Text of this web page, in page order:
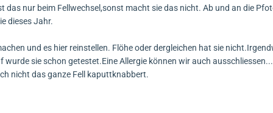
das nur beim Fellwechsel,sonst macht sie das nicht. Ab und an die
dieses Jahr.
und es hier reinstellen. Flöhe oder dergleichen hat sie
sie schon getestet.Eine Allergie können wir auch
nicht das ganze Fell kaputtknabbert.